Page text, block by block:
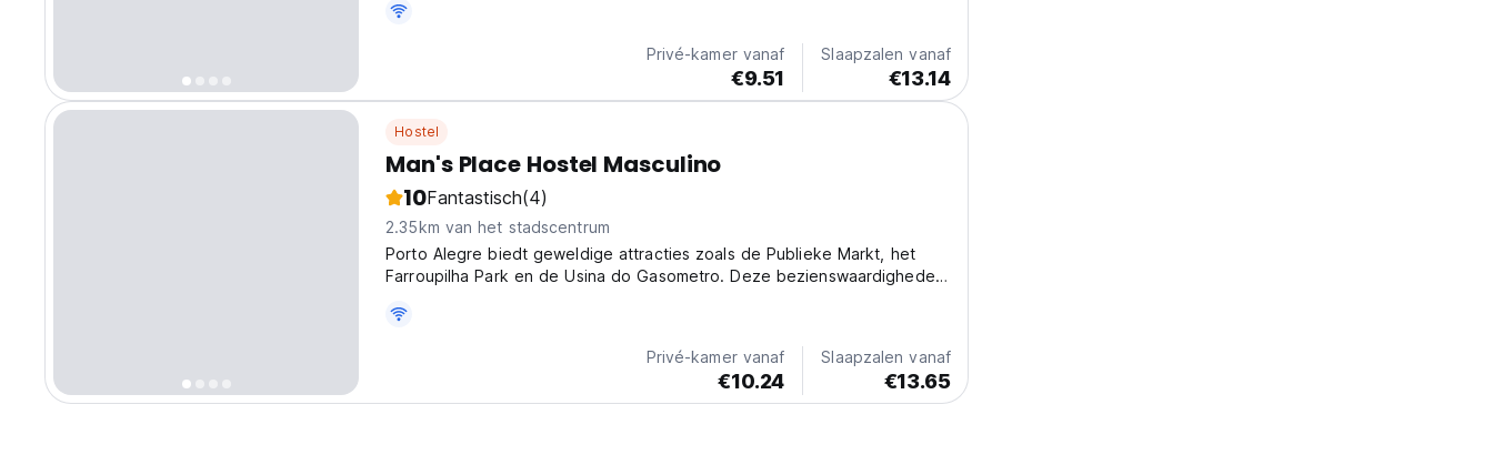
Privé-kamer vanaf
€9.51
Slaapzalen vanaf
€13.14
Hostel
Man's Place Hostel Masculino
10Fantastisch(4)
2.35km van het stadscentrum
Porto Alegre biedt geweldige attracties zoals de Publieke Markt, het
Farroupilha Park en de Usina do Gasometro. Deze bezienswaardigheden
Privé-kamer vanaf
€10.24
Slaapzalen vanaf
€13.65